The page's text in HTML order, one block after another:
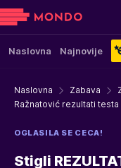
Naslovna Najnovije
Naslovna Zabava
Ražnatović rezultati
OGLASILA SE CECA!
Stigli